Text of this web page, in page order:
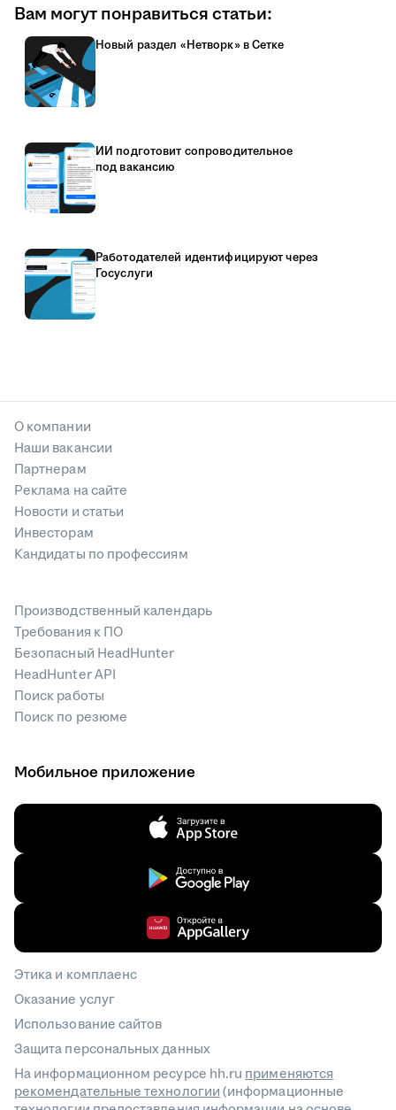
Вам могут понравиться статьи:
Новый раздел «Нетворк» в Сетке
ИИ подготовит сопроводительное
под вакансию
Работодателей идентифицируют через
Госуслуги
О компании
Наши вакансии
Партнерам
Реклама на сайте
Новости и статьи
Инвесторам
Кандидаты по профессиям
Производственный календарь
Требования к ПО
Безопасный HeadHunter
HeadHunter API
Поиск работы
Поиск по резюме
Мобильное приложение
Этика и комплаенс
Оказание услуг
Использование сайтов
Защита персональных данных
На информационном ресурсе hh.ru применяются
рекомендательные технологии(информационные